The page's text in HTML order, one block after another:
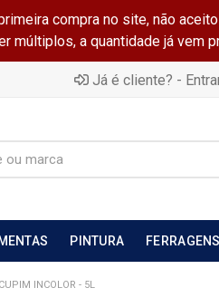
compra no site, não
múltiplos, a quantidade já vem
Já é cliente? -
PINTURA FERRAGENS
INCOLOR - 5L